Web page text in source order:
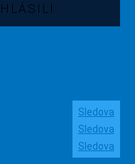
Sledova
Sledova
Sledova